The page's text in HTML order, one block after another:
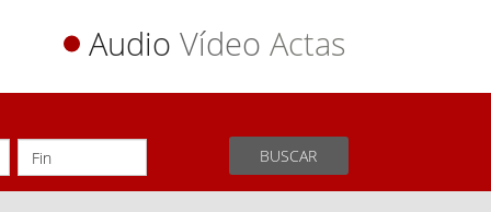
Audio Vídeo Actas
BUSCAR